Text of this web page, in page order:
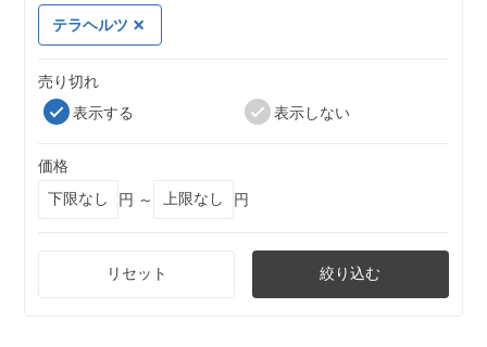
テラヘルツ
売り切れ
表示する
表示しない
価格
円 ～
円
リセット 絞り込む